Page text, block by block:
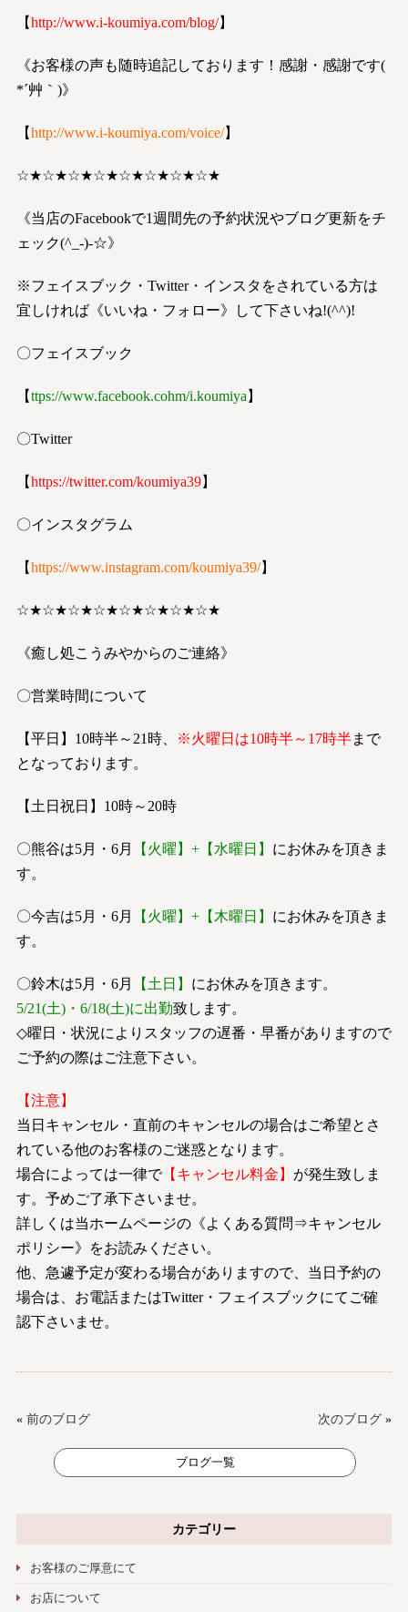
【http://www.i-koumiya.com/blog/】
《お客様の声も随時追記しております！感謝・感謝です(
*´艸｀)》
【http://www.i-koumiya.com/voice/】
☆★☆★☆★☆★☆★☆★☆★☆★
《当店のFacebookで1週間先の予約状況やブログ更新をチ
ェック(^_-)-☆》
※フェイスブック・Twitter・インスタをされている方は
宜しければ《いいね・フォロー》して下さいね!(^^)!
〇フェイスブック
【ttps://www.facebook.cohm/i.koumiya 】
〇Twitter
【https://twitter.com/koumiya39】
〇インスタグラム
【https://www.instagram.com/koumiya39/】
☆★☆★☆★☆★☆★☆★☆★☆★
《癒し処こうみやからのご連絡》
〇営業時間について
【平日】10時半～21時、 ※火曜日は10時半～17時半まで
となっております。
【土日祝日】10時～20時
〇熊谷は5月・6月 【火曜】+【水曜日】 にお休みを頂きま
す。
〇今吉は5月・6月 【火曜】+【木曜日】 にお休みを頂きま
す。
〇鈴木は5月・6月 【土日】 にお休みを頂きます。
5/21(土)・6/18(土)に出勤致します。
◇曜日・状況によりスタッフの遅番・早番がありますので
ご予約の際はご注意下さい。
【注意】
当日キャンセル・直前のキャンセルの場合はご希望とさ
れている他のお客様のご迷惑となります。
場合によっては一律で【キャンセル料金】 が発生致しま
す。予めご了承下さいませ。
詳しくは当ホームページの《よくある質問⇒キャンセル
ポリシー》をお読みください。
他、急遽予定が変わる場合がありますので、当日予約の
場合は、お電話またはTwitter・フェイスブックにてご確
認下さいませ。
« 前のブログ 次のブログ »
ブログ一覧
カテゴリー
お客様のご厚意にて
お店について